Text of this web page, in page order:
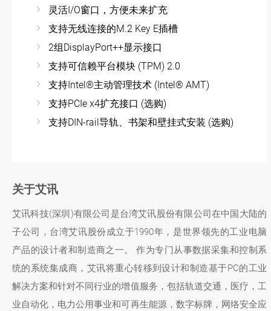
灵活I/O窗口，方便未来扩充
支持无线连接的M.2 Key E插槽
2组DisplayPort++显示接口
支持可信赖平台模块 (TPM) 2.0
支持Intel®主动管理技术 (Intel® AMT)
支持PCIe x4扩充接口 (选购)
支持DIN-rail导轨、书架和壁挂式安装 (选购)
关于艾讯
艾讯科技(深圳)有限公司是台湾艾讯股份有限公司在中国大陆的
子公司，台湾艾讯股份成立于1990年，是世界领先的工业电脑
产品的设计者和制造商之一。 作为专门从事数据采集和控制系
统的系统集成商，艾讯将重心转移到设计和制造基于PC的工业
解决方案和针对不同行业的增值服务，包括轨道交通，医疗，工
业自动化，电力公用事业和可再生能源，数字标牌，网络安全应